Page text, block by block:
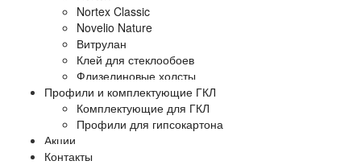
Nortex Classic
Novelio Nature
Витрулан
Клей для стеклообоев
Флизелиновые холсты
Профили и комплектующие ГКЛ
Комплектующие для ГКЛ
Профили для гипсокартона
Акции
Контакты